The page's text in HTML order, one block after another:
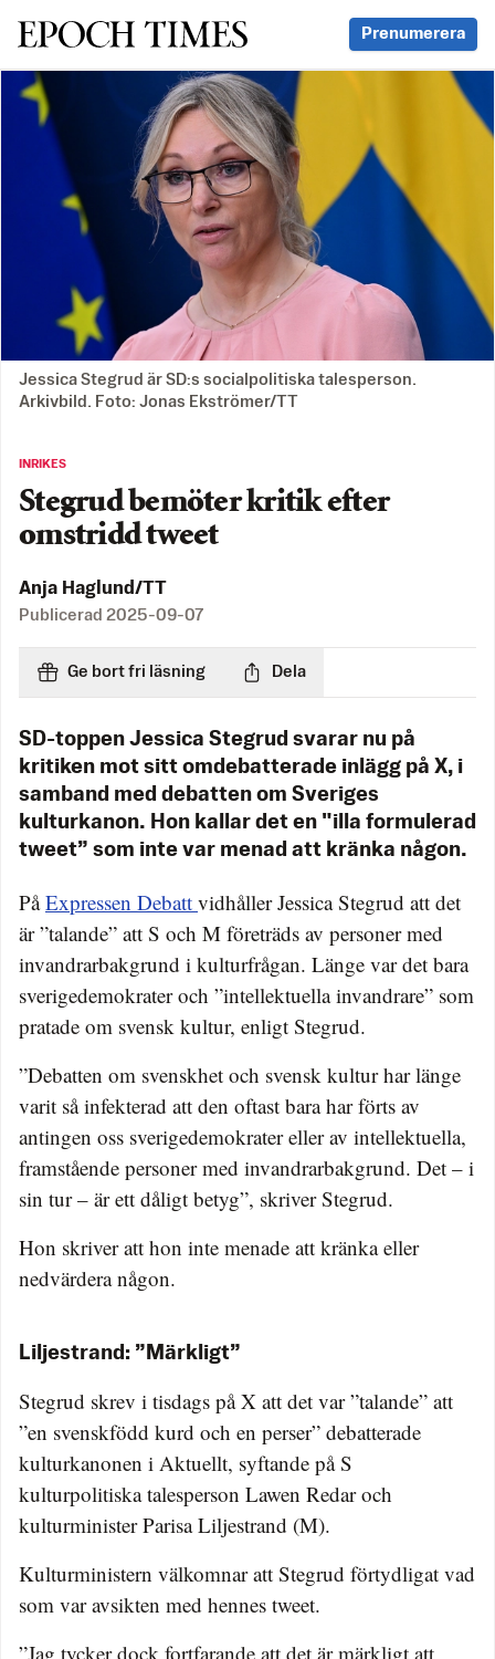
Svenska Epoch Times Prenumerera
Jessica Stegrud är SD:s socialpolitiska talesperson.
Arkivbild. Foto: Jonas Ekströmer/TT
INRIKES
Stegrud bemöter kritik efter
omstridd tweet
Anja Haglund/TT
Publicerad 2025-09-07
Ge bort fri läsning Dela
SD-toppen Jessica Stegrud svarar nu på
kritiken mot sitt omdebatterade inlägg på X, i
samband med debatten om Sveriges
kulturkanon. Hon kallar det en "illa formulerad
tweet” som inte var menad att kränka någon.
PåExpressen Debatt vidhåller Jessica Stegrud att det
är ”talande” att S och M företräds av personer med
invandrarbakgrund i kulturfrågan. Länge var det bara
sverigedemokrater och ”intellektuella invandrare” som
pratade om svensk kultur, enligt Stegrud.
”Debatten om svenskhet och svensk kultur har länge
varit så infekterad att den oftast bara har förts av
antingen oss sverigedemokrater eller av intellektuella,
framstående personer med invandrarbakgrund. Det – i
sin tur – är ett dåligt betyg”, skriver Stegrud.
Hon skriver att hon inte menade att kränka eller
nedvärdera någon.
Liljestrand: ”Märkligt”
Stegrud skrev i tisdags på X att det var ”talande” att
”en svenskfödd kurd och en perser” debatterade
kulturkanonen i Aktuellt, syftande på S
kulturpolitiska talesperson Lawen Redar och
kulturminister Parisa Liljestrand (M).
Kulturministern välkomnar att Stegrud förtydligat vad
som var avsikten med hennes tweet.
”Jag tycker dock fortfarande att det är märkligt att